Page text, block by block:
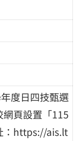
度日四技甄選
頁設置「115
：https://ais.lt